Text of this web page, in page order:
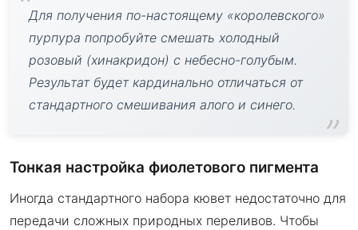
Для получения по-настоящему «королевского»
пурпура попробуйте смешать холодный
розовый (хинакридон) с небесно-голубым.
Результат будет кардинально отличаться от
стандартного смешивания алого и синего.
Тонкая настройка фиолетового пигмента
Иногда стандартного набора кювет недостаточно для
передачи сложных природных переливов. Чтобы